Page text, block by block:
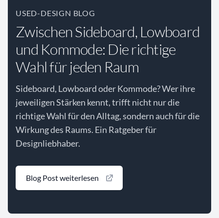
USED-DESIGN BLOG
Zwischen Sideboard, Lowboard
und Kommode: Die richtige
Wahl für jeden Raum
Sideboard, Lowboard oder Kommode? Wer ihre
jeweiligen Stärken kennt, trifft nicht nur die
richtige Wahl für den Alltag, sondern auch für die
Wirkung des Raums. Ein Ratgeber für
Designliebhaber.
Blog Post weiterlesen